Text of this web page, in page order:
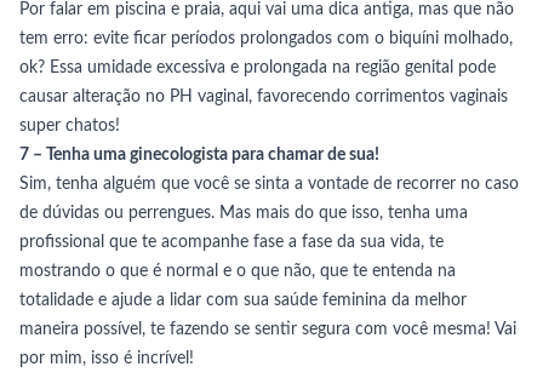
Por falar em piscina e praia, aqui vai uma dica antiga, mas que não
tem erro: evite ficar períodos prolongados com o biquíni molhado,
ok? Essa umidade excessiva e prolongada na região genital pode
causar alteração no PH vaginal, favorecendo corrimentos vaginais
super chatos!
7 – Tenha uma ginecologista para chamar de sua!
Sim, tenha alguém que você se sinta a vontade de recorrer no caso
de dúvidas ou perrengues. Mas mais do que isso, tenha uma
profissional que te acompanhe fase a fase da sua vida, te
mostrando o que é normal e o que não, que te entenda na
totalidade e ajude a lidar com sua saúde feminina da melhor
maneira possível, te fazendo se sentir segura com você mesma! Vai
por mim, isso é incrível!